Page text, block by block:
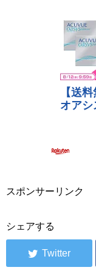
スポンサーリンク
シェアする